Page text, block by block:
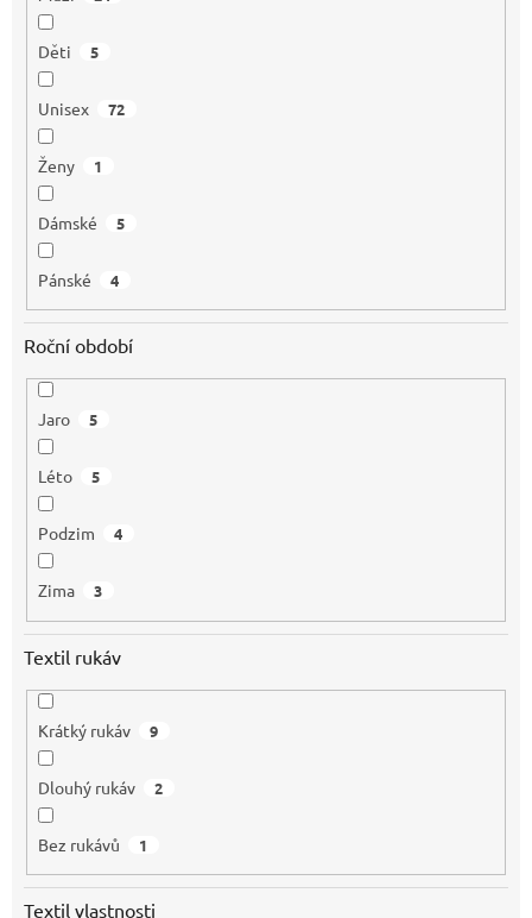
Děti 5
Unisex 72
Ženy 1
Dámské 5
Pánské 4
Roční období
Jaro 5
Léto 5
Podzim 4
Zima 3
Textil rukáv
Krátký rukáv 9
Dlouhý rukáv 2
Bez rukávů 1
Textil vlastnosti